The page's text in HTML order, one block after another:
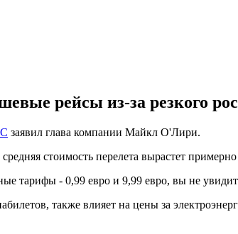
рейсы из-за резкого
заявил глава компании Майкл О'Лири.
стоимость перелета вырастет
тарифы - 0,99 евро и 9,99 евро, вы не
также влияет на цены за